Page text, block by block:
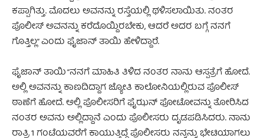
ಕಪ್ಪಾಗಿತ್ತು. ಮೊದಲು ಅವನನ್ನು ರಸ್ತೆಯಲ್ಲಿ ಥಳಿಸಲಾಯಿತು. ನಂತರ
ಪೊಲೀಸ್ ಅವನನ್ನು ಕರೆದೊಯ್ದಿರಬೇಕು, ಆದರೆ ಅದರ ಬಗ್ಗೆ ನನಗೆ
ಗೊತ್ತಿಲ್ಲ” ಎಂದು ಫೈಜಾನ್ ತಾಯಿ ಹೇಳಿದ್ದಾರೆ.
ಫೈಜಾನ್ ತಾಯಿ “ನನಗೆ ಮಾಹಿತಿ ತಿಳಿದ ನಂತರ ನಾನು ಆಸ್ಪತ್ರೆಗೆ ಹೋದೆ.
ಅಲ್ಲಿ ಅವನನ್ನು ಕಾಣದಿದ್ದಾಗ ಜ್ಯೋತಿ ಕಾಲೋನಿಯಲ್ಲಿರುವ ಪೊಲೀಸ್
ಠಾಣೆಗೆ ಹೋದೆ. ಅಲ್ಲಿ ಪೊಲೀಸರಿಗೆ ಫೈಝನ್ ಫೋಟೋವನ್ನು ತೋರಿಸಿದ
ನಂತರ ಅವನು ಅಲ್ಲಿದ್ದಾನೆ ಎಂದು ಪೊಲೀಸರು ದೃಡಪಡಿಸಿದರು. ನಾನು
ರಾತ್ರಿ 1 ಗಂಟೆಯವರೆಗೆ ಕಾಯುತ್ತಿದ್ದೆ ಪೊಲೀಸರು ನನ್ನನ್ನು ಭೇಟಿಯಾಗಲು